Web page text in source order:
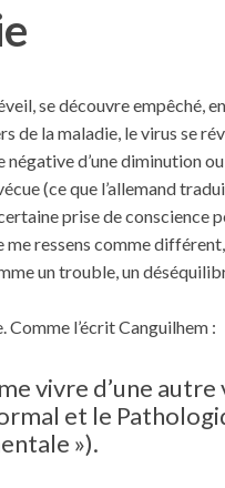
se découvre empêché,
de la maladie, le virus se
d’une diminution
(ce que l’allemand
prise de conscience
me ressens comme
un trouble, un
l’écrit Canguilhem :
vivre d’une autre
et le
»).